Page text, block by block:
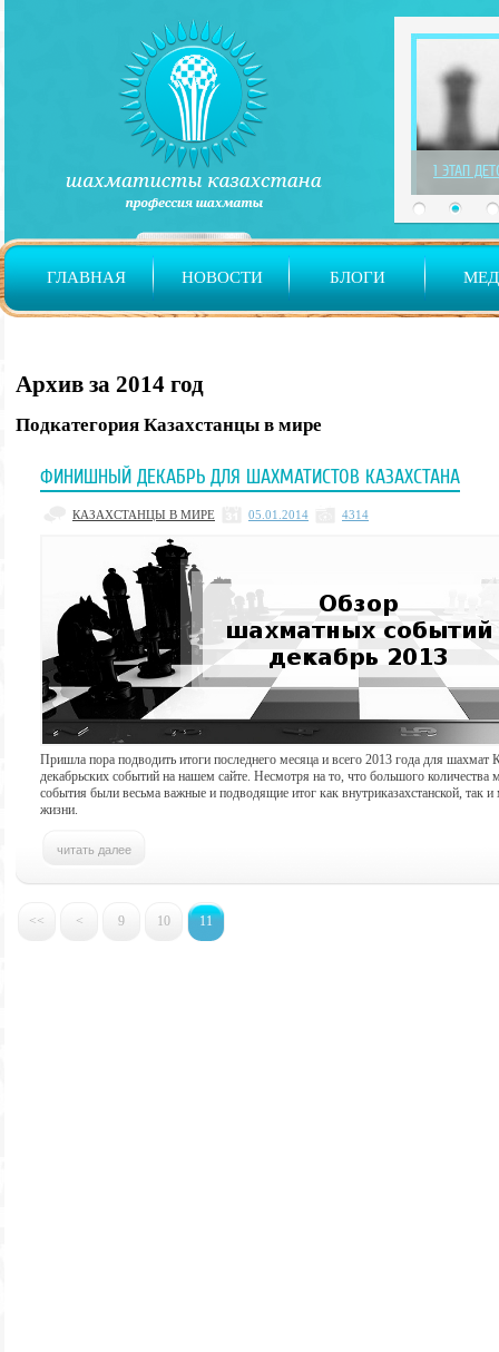
ГЛАВНАЯ НОВОСТИ БЛОГИ
1 ЭТАП
Архив за 2014 год
Подкатегория Казахстанцы в мире
ФИНИШНЫЙ ДЕКАБРЬ ДЛЯ ШАХМАТИСТОВ КАЗАХСТАНА
КАЗАХСТАНЦЫ В МИРЕ 05.01.2014 4314
Пришла пора подводить итоги последнего месяца и всего 2013 года для шахмат
декабрьских событий на нашем сайте. Несмотря на то, что большого количества
события были весьма важные и подводящие итог как внутриказахстанской, так
жизни.
<< < 9 10 11